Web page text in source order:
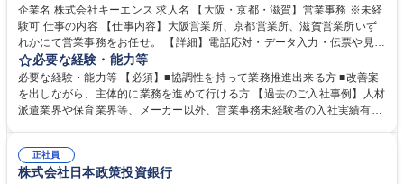
企業名 株式会社キーエンス 求人名 【大阪・京都・滋賀】営業事務 ※未経
験可 仕事の内容 【仕事内容】大阪営業所、京都営業所、滋賀営業所いず
れかにて営業事務をお任せ。 【詳細】電話応対・データ入力・伝票や見積
の作成・カタログ送付・来客対応・営業所内で発生する事務業務や業務改
善をお任せ。 【教育制度】ご入社後、育成担当とペアになりながらOJTに
て業務を覚えていただくことが可能です。業務システムがきちんと構築さ
れているため、スムーズに仕事に慣れることができる環境です。また、
募集職種 【大阪・京都・滋賀】営業事務 ※未経験可
必要な経験・能力等
必要な経験・能力等 【必須】■協調性を持って業務推進出来る方 ■改善案
を出しながら、主体的に業務を進めて行ける方 【過去のご入社事例】人材
派遣業界や保育業界等、メーカー以外、営業事務未経験者の入社実績有
えて、お客様や社員の状況に合わせ、能動的なサポート、改善の動きも期
待され。組織を支えるスペシャリストとして、チームに貢献し、結果的に
正社員
株式会社日本政策投資銀行